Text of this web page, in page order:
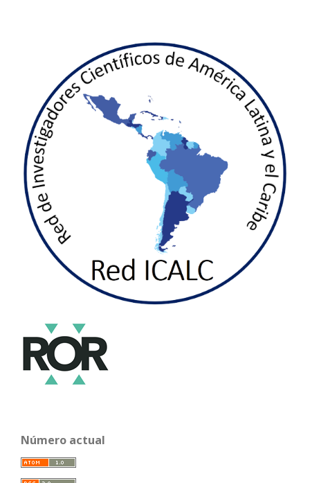
Número actual